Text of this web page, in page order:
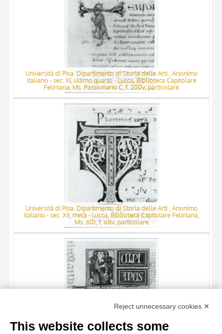
Università di Pisa. Dipartimento di Storia delle Arti , Anonimo
italiano - sec. XI, ultimo quarto - Lucca, Biblioteca Capitolare
Feliniana, Ms. Passionario C, f. 200v, particolare
Università di Pisa. Dipartimento di Storia delle Arti , Anonimo
italiano - sec. XII, metà - Lucca, Biblioteca Capitolare Feliniana,
Ms. 601, f. 68v, particolare
AUTHOR
ARTISTA
Reject unnecessary cookies ✕
This website collects some